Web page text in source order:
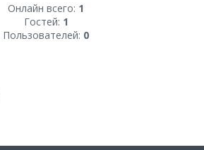
Онлайн всего: 1
Гостей: 1
Пользователей: 0